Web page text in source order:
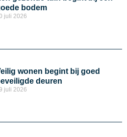
bodem
juli 2026
wonen begint bij goed
deuren
juli 2026